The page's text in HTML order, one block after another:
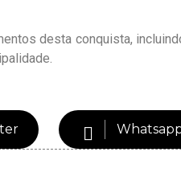
desta conquista,